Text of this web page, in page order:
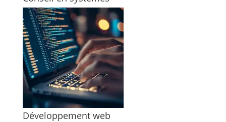
Développement web